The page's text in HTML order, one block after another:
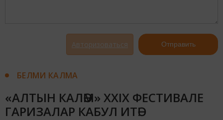
Авторизоваться Отправить
БЕЛМИ КАЛМА
«АЛТЫН КАЛӘМ» XXIX ФЕСТИВАЛЕ
ГАРИЗАЛАР КАБУЛ ИТӘ!